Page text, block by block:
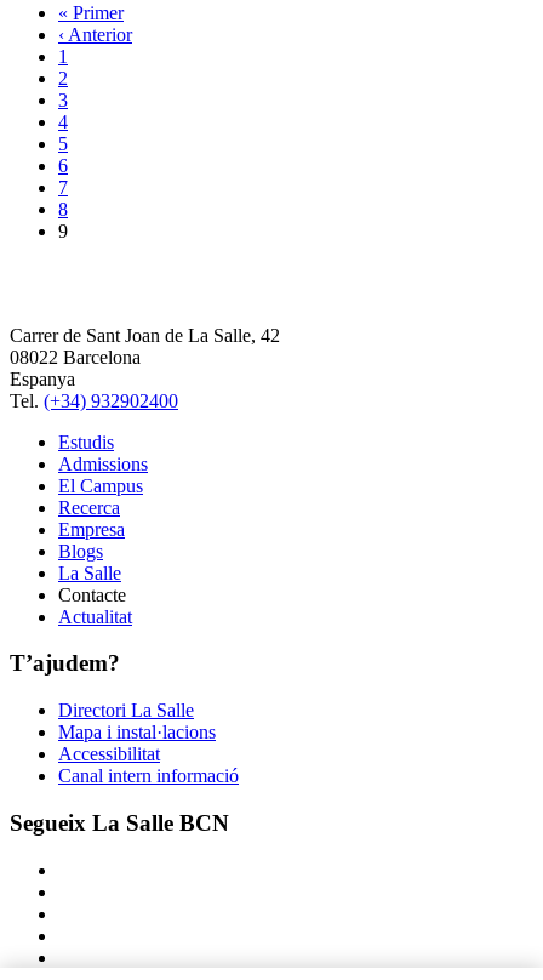
« Primer
‹ Anterior
1
2
3
4
5
6
7
8
9
Carrer de Sant Joan de La Salle, 42
08022 Barcelona
Espanya
Tel. (+34) 932902400
Estudis
Admissions
El Campus
Recerca
Empresa
Blogs
La Salle
Contacte
Actualitat
T’ajudem?
Directori La Salle
Mapa i instal·lacions
Accessibilitat
Canal intern informació
Segueix La Salle BCN